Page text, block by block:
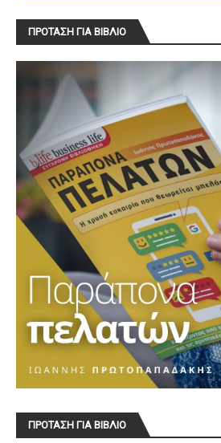
ΠΡΟΤΑΣΗ ΓΙΑ ΒΙΒΛΙΟ
ΠΡΟΤΑΣΗ ΓΙΑ ΒΙΒΛΙΟ